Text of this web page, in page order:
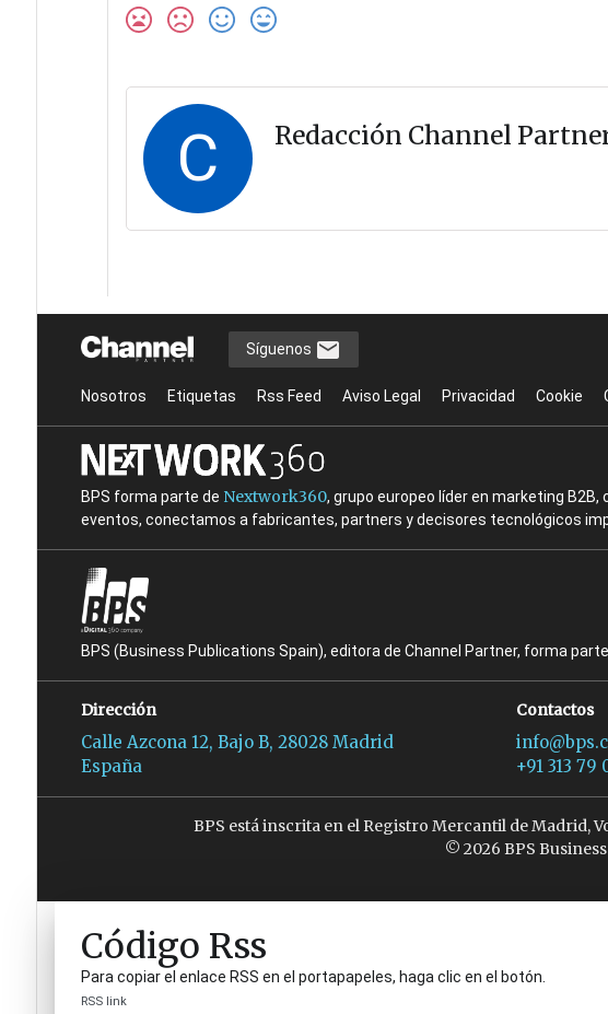
C Redacción Channel
Síguenos
Nosotros Etiquetas Rss Feed Aviso Legal Privacidad Cookie
BPS forma parte de Nextwork360, grupo europeo líder en marketing
eventos, conectamos a fabricantes, partners y decisores tecnológicos
BPS (Business Publications Spain), editora de Channel Partner, forma
Dirección
Calle Azcona 12, Bajo B, 28028 Madrid
España
Contactos
+91 313 79
BPS está inscrita en el Registro Mercantil de Madrid,
© 2026 BPS
Código Rss
Para copiar el enlace RSS en el portapapeles, haga clic en el botón.
RSS link